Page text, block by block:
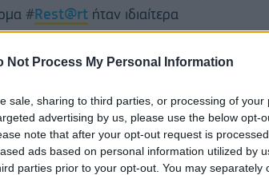
Not Process My Personal Information
sale, sharing to third parties, or processing of your
advertising by us, please use the below opt-
note that after your opt-out request is
ads based on personal information utilized by
parties prior to your opt-out. You may separately
#Rest@rt ήταν ιδιαίτερα
στην ολοκλήρωση των φετινών
της εκδήλωσης”.